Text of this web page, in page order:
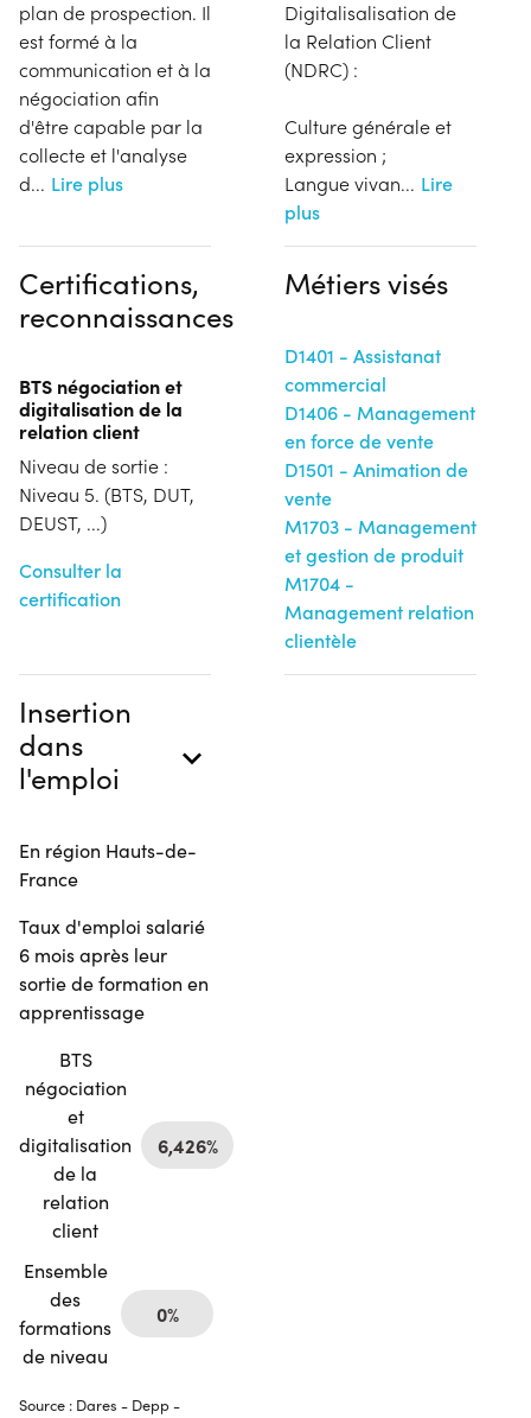
plan de prospection. Il
est formé à la
communication et à la
négociation afin
d'être capable par la
collecte et l'analyse
d... Lire plus
Digitalisalisation de
la Relation Client
(NDRC) :
Culture générale et
expression ;
Langue vivan... Lire
plus
Certifications,
reconnaissances
BTS négociation et
digitalisation de la
relation client
Niveau de sortie :
Niveau 5. (BTS, DUT,
DEUST, ...)
Consulter la
certification
Métiers visés
D1401 - Assistanat
commercial
D1406 - Management
en force de vente
D1501 - Animation de
vente
M1703 - Management
et gestion de produit
M1704 -
Management relation
clientèle
Insertion
dans
l'emploi
En région Hauts-de-
France
Taux d'emploi salarié
6 mois après leur
sortie de formation en
apprentissage
BTS
négociation
et
digitalisation
de la
relation
client
6,426%
Ensemble
des
formations
de niveau
0%
Source : Dares - Depp -